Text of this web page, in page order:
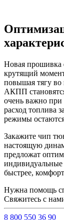
Новая прошивка
крутящий
повышая тягу во
АКПП
очень важно при
расход топлива
режимы
Закажите чип
настоящую
предложат
индивидуальные
быстрее,
Нужна помощь
Свяжитесь с
8 800 550 36 90